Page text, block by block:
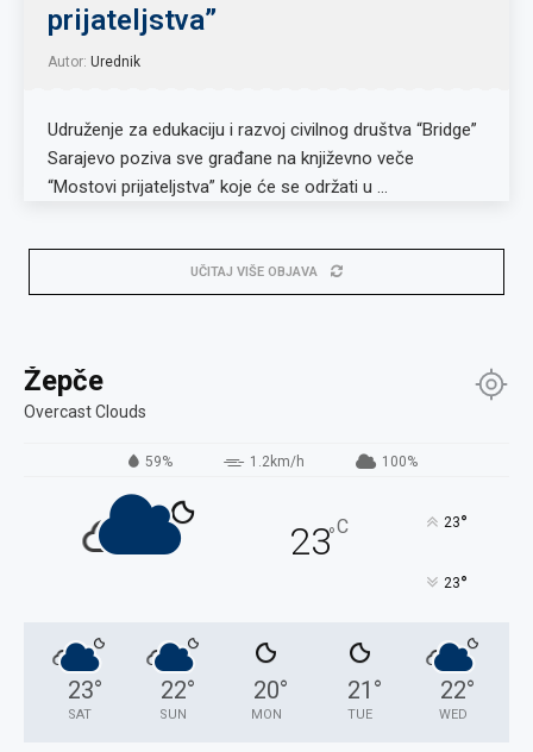
prijateljstva”
Autor: Urednik
Udruženje za edukaciju i razvoj civilnog društva “Bridge”
Sarajevo poziva sve građane na književno veče
“Mostovi prijateljstva” koje će se održati u …
UČITAJ VIŠE OBJAVA
Žepče
Overcast Clouds
59% 1.2km/h 100%
23°C 23°
23°
23°
SAT
22°
SUN
20°
MON
21 °
TUE
22°
WED